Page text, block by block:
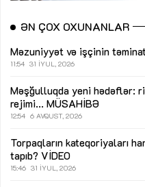
ƏN ÇOX OXUNANLAR
Məzuniyyət və işçinin
11:54 31 İYUL, 2026
Məşğulluqda yeni hədəflər:
rejimi... MÜSAHİBƏ
12:54 6 AVQUST, 2026
Torpaqların kateqoriyaları
tapıb? VİDEO
15:46 31 İYUL, 2026